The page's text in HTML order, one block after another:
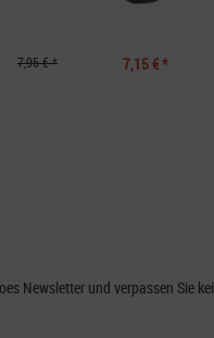
7,15 € *
7,95 € *
Newsletter und verpassen Sie